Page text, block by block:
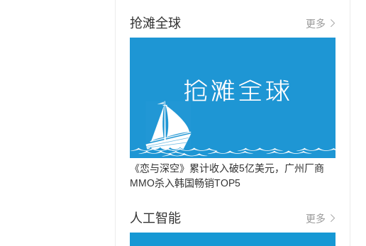
抢滩全球 更多
《恋与深空》累计收入破5亿美元，广州厂商
MMO杀入韩国畅销TOP5
人工智能 更多